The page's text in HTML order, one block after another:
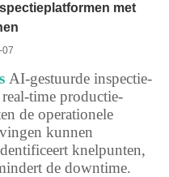
met
07
AI-gestuurde inspectie-
time productie-
de operationele
kunnen
knelpunten,
de downtime.